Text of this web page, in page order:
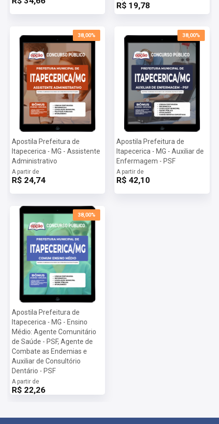
R$ 19,78
38,00%
Apostila Prefeitura de
Itapecerica - MG - Assistente
Administrativo
A partir de
R$ 24,74
38,00%
Apostila Prefeitura de
Itapecerica - MG - Auxiliar de
Enfermagem - PSF
A partir de
R$ 42,10
38,00%
Apostila Prefeitura de
Itapecerica - MG - Ensino
Médio: Agente Comunitário
de Saúde - PSF, Agente de
Combate as Endemias e
Auxiliar de Consultório
Dentário - PSF
A partir de
R$ 22,26